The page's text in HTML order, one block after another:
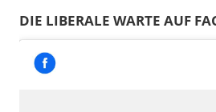
DIE LIBERALE WARTE AUF